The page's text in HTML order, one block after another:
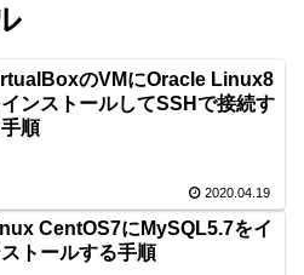
のVMにOracle Linux8
ンストールしてSSHで接続す
順
2020.04.19
CentOS7にMySQL5.7をイ
トールする手順